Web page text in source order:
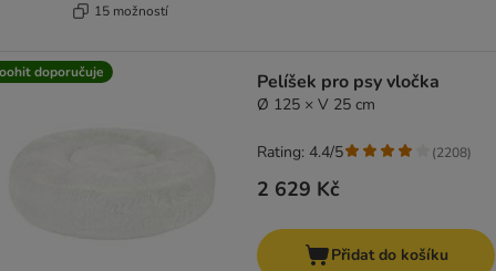
15 možností
doporučuje Pelíšek pro psy vločka
Ø 125 × V 25 cm
2 629 Kč
Rating: 4.4/5 (2208)
Přidat do košíku